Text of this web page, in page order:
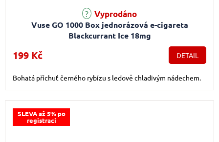
Vuse GO 1000 Box jednorázová e-cigareta
Blackcurrant Ice 18mg
Průměrné hodnocení produktu je 5,0 z 5 hvězdiček.
Vyprodáno
199 Kč DETAIL
Bohatá příchuť černého rybízu s ledově chladivým nádechem.
SLEVA až 5% po
registraci